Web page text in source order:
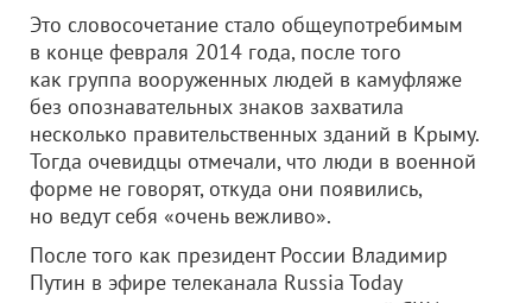
Это словосочетание стало общеупотребимым
в конце февраля 2014 года, после того
как группа вооруженных людей в камуфляже
без опознавательных знаков захватила
несколько правительственных зданий в Крыму.
Тогда очевидцы отмечали, что люди в военной
форме не говорят, откуда они появились,
но ведут себя «очень вежливо».
После того как президент России Владимир
Путин в эфире телеканала Russia Today